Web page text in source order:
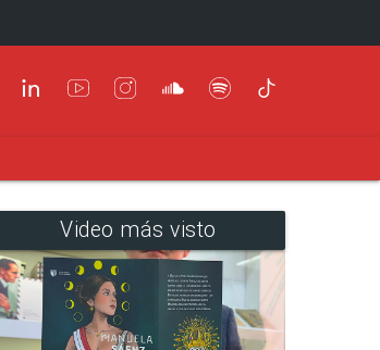
Video más visto